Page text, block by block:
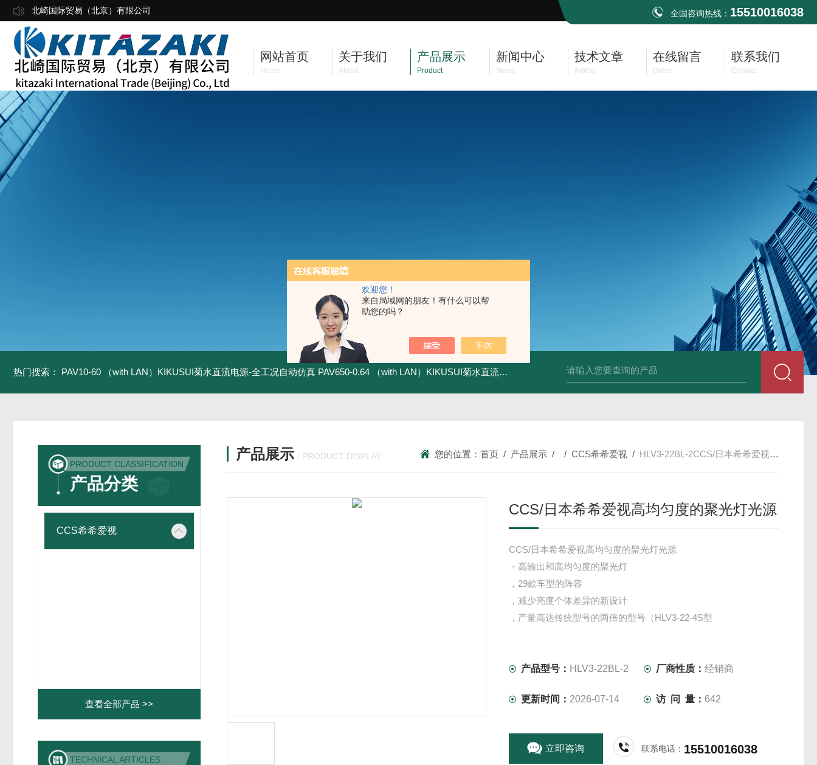
欢迎您！
来自局域网的朋友！有什么可以帮
助您的吗？
北崎国际贸易（北京）有限公司 全国咨询热线： 15510016038
网站首页
Home
关于我们
About
产品展示
Product
新闻中心
News
技术文章
Article
在线留言
Order
联系我们
Contact
热门搜索： PAV10-60 （with LAN）KIKUSUI菊水直流电源-全工况自动仿真 PAV650-0.64 （with LAN）KIKUSUI菊水直流电源-四象限节能测试 PAV320-1.3 （with LAN）KIKUSUI菊水直流电源-故障快
PRODUCT CLASSIFICATION
产品分类
CCS希希爱视
查看全部产品 >>
TECHNICAL ARTICLES
产品展示 / PRODUCT DISPLAY 您的位置：首页 / 产品展示 / /CCS希希爱视 / HLV3-22BL-2CCS/日本希希爱视高均匀度的聚光灯光源
CCS/日本希希爱视高均匀度的聚光灯光源
CCS/日本希希爱视高均匀度的聚光灯光源
・高输出和高均匀度的聚光灯
，29款车型的阵容
，减少亮度个体差异的新设计
，产量高达传统型号的两倍的型号（HLV3-22-4S型
备
专用电源可进行精细控制 ・高性能平行光和聚光透镜可以照射
产品型号： HLV3-22BL-2 厂商性质：经销商
更新时间： 2026-07-14 访 问 量： 642
立即咨询 联系电话： 15510016038